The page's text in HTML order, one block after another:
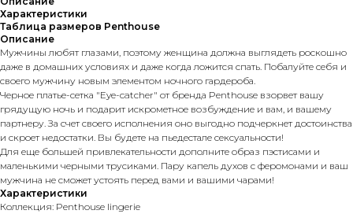
Характеристики
Таблица размеров Penthouse
Описание
Мужчины любят глазами, поэтому женщина должна выглядеть роскошно
даже в домашних условиях и даже когда ложится спать. Побалуйте себя и
своего мужчину новым элементом ночного гардероба.
Черное платье-сетка "Eye-catcher" от бренда Penthouse взорвет вашу
грядущую ночь и подарит искрометное возбуждение и вам, и вашему
партнеру. За счет своего исполнения оно выгодно подчеркнет достоинства
и скроет недостатки. Вы будете на пьедестале сексуальности!
Для еще большей привлекательности дополните образ пэстисами и
маленькими черными трусиками. Пару капель духов с феромонами и ваш
мужчина не сможет устоять перед вами и вашими чарами!
Характеристики
Коллекция: Penthouse lingerie